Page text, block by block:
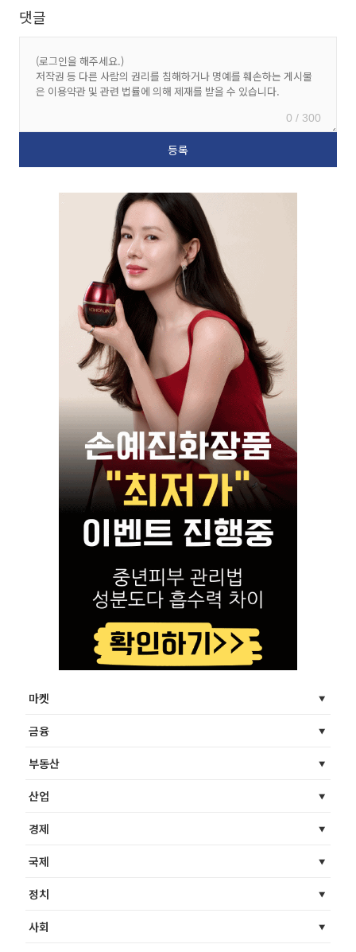
댓글
0 / 300
마켓
금융
부동산
산업
경제
국제
정치
사회